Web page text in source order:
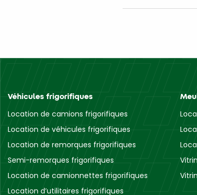
Véhicules frigorifiques
Location de camions frigorifiques
Location de véhicules frigorifiques
Location de remorques frigorifiques
Semi-remorques frigorifiques
Location de camionnettes frigorifiques
Location d’utilitaires frigorifiques